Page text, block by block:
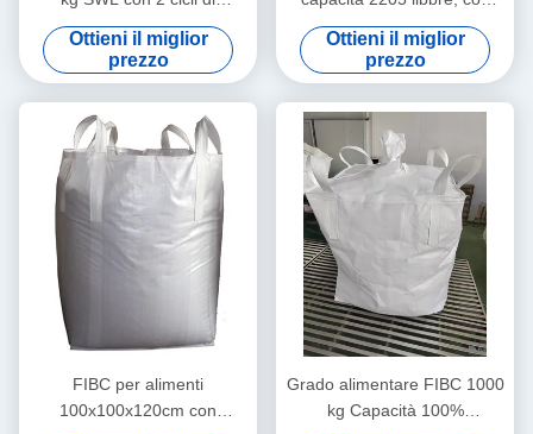
sollevamento e trattamento
UV
Ottieni il miglior
prezzo
protezione UV ASTM G 154-
00
Ottieni il miglior
prezzo
FIBC per alimenti
100x100x120cm con
Grado alimentare FIBC 1000
kg Capacità 100%